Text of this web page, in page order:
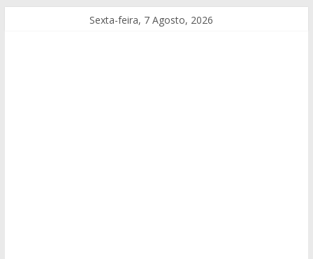
Sexta-feira, 7 Agosto, 2026